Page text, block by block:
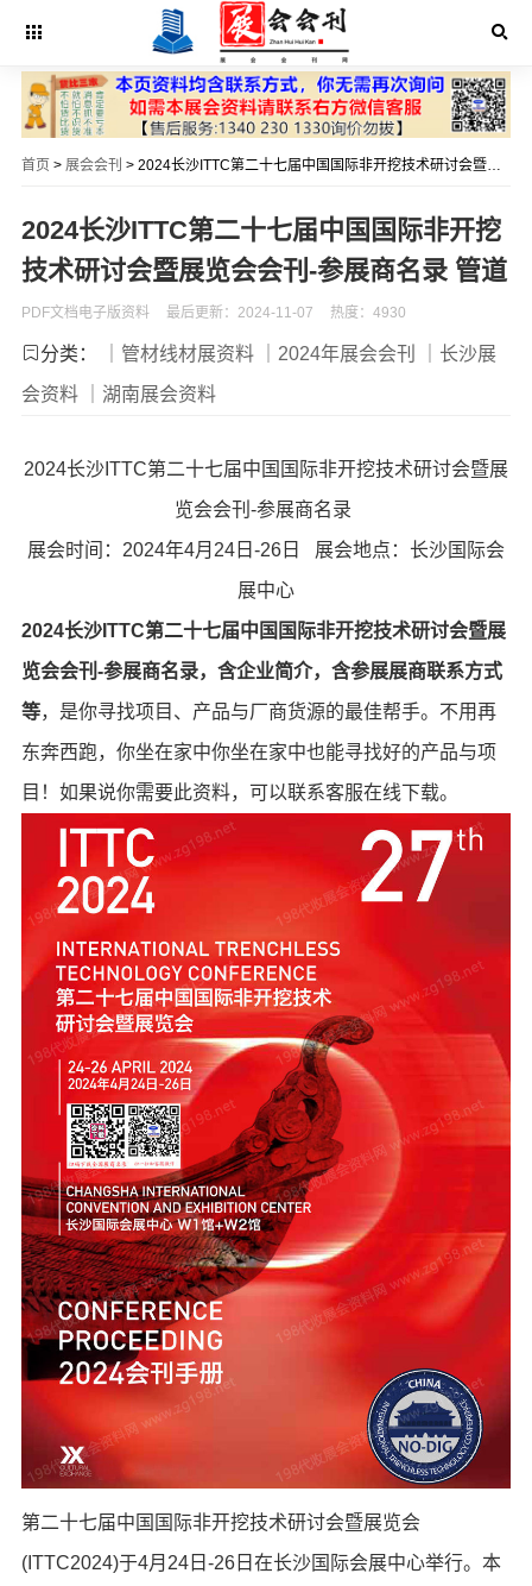
首页 > 展会会刊 > 2024长沙ITTC第二十七届中国国际非开挖技术研讨会暨展览会会刊-参展商名录 管道
2024长沙ITTC第二十七届中国国际非开挖
技术研讨会暨展览会会刊-参展商名录 管道
PDF文档电子版资料 最后更新：2024-11-07 热度：4930
分类： ｜管材线材展资料 ｜2024年展会会刊
｜长沙展
会资料
｜湖南展会资料
2024长沙ITTC第二十七届中国国际非开挖技术研讨会暨展
览会会刊-参展商名录
展会时间：2024年4月24日-26日 展会地点：长沙国际会
展中心
2024长沙ITTC第二十七届中国国际非开挖技术研讨会暨展
览会会刊-参展商名录，含企业简介，含参展展商联系方式
等，是你寻找项目、产品与厂商货源的最佳帮手。不用再
东奔西跑，你坐在家中你坐在家中也能寻找好的产品与项
目！如果说你需要此资料，可以联系客服在线下载。
第二十七届中国国际非开挖技术研讨会暨展览会
(ITTC2024)于4月24日-26日在长沙国际会展中心举行。本